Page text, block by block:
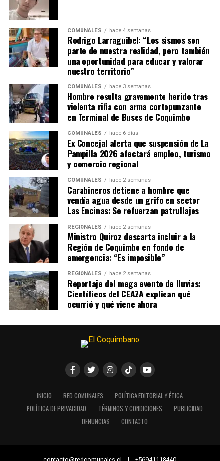
COMUNALES hace 4 semanas
Rodrigo Larraguibel: “Los sismos son
parte de nuestra realidad, pero también
una oportunidad para educar y valorar
nuestro territorio”
COMUNALES hace 3 semanas
Hombre resulta gravemente herido tras
violenta riña con arma cortopunzante
en Terminal de Buses de Coquimbo
COMUNALES hace 6 días
Ex Concejal alerta que suspensión de La
Pampilla 2026 afectará empleo, turismo
y comercio regional
COMUNALES hace 2 semanas
Carabineros detiene a hombre que
vendía agua desde un grifo en sector
Las Encinas: Se refuerzan patrullajes
REGIONALES hace 2 semanas
Ministro Quiroz descarta incluir a la
Región de Coquimbo en fondo de
emergencia: “Es imposible”
REGIONALES hace 2 semanas
Reportaje del mega evento de lluvias:
Científicos del CEAZA explican qué
ocurrió y qué viene ahora
INICIO RED COMUNALES
POLÍTICA EDITORIAL Y ÉTICA
POLÍTICA DE PRIVACIDAD
TÉRMINOS Y CONDICIONES
PUBLICIDAD
DENUNCIAS
CONTACTO
contacto@redcomunales.cl | +56941118440